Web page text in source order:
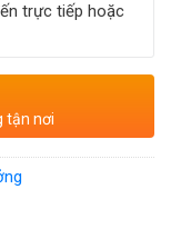
trực tiếp hoặc
tận nơi